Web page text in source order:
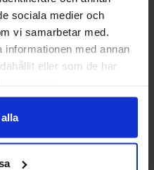
sociala medier och
vi samarbetar med.
med annan
eller som de har